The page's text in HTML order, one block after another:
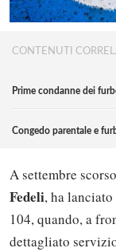
CONTENUTI
Prime condanne dei
Congedo parentale e
A settembre
Fedeli, ha
104, quando, a
dettagliato